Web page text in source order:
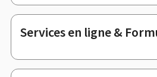
page
Services en ligne &